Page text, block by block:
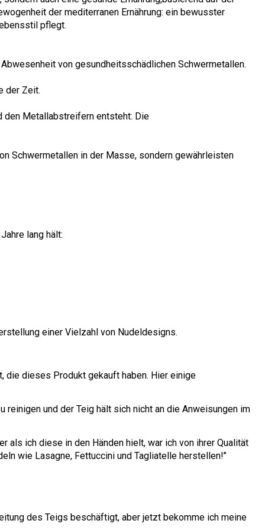
der mediterranen Ernährung: ein bewusster
pflegt.
von gesundheitsschädlichen Schwermetallen.
der Zeit.
den Metallabstreifern entsteht: Die
Schwermetallen in der Masse, sondern gewährleisten
lang hält:
einer Vielzahl von Nudeldesigns.
die dieses Produkt gekauft haben. Hier einige
und der Teig hält sich nicht an die Anweisungen im
als ich diese in den Händen hielt, war ich von ihrer Qualität
wie Lasagne, Fettuccini und Tagliatelle herstellen!’’
des Teigs beschäftigt, aber jetzt bekomme ich meine